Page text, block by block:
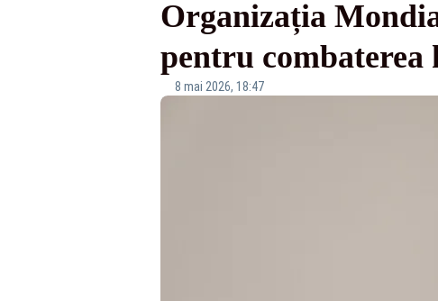
Organizația
pentru
8 mai 2026, 18:47